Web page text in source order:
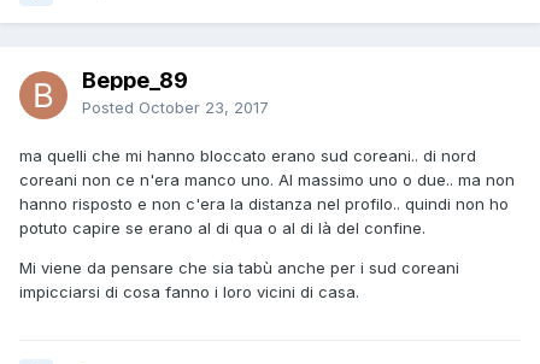
Beppe_89
Posted October 23, 2017
ma quelli che mi hanno bloccato erano sud coreani.. di nord
coreani non ce n'era manco uno. Al massimo uno o due.. ma non
hanno risposto e non c'era la distanza nel profilo.. quindi non ho
potuto capire se erano al di qua o al di là del confine.
Mi viene da pensare che sia tabù anche per i sud coreani
impicciarsi di cosa fanno i loro vicini di casa.